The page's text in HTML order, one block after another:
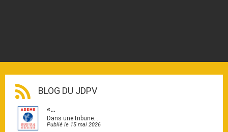
BLOG DU JDPV
«…
Dans une tribune…
Publié le 15 mai 2026